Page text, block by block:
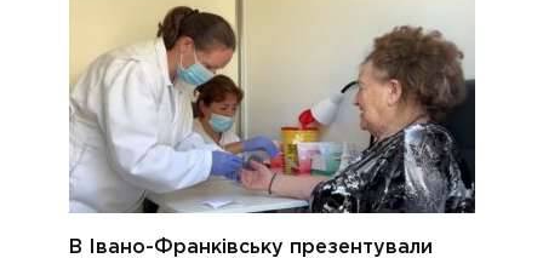
В Івано-Франківську презентували